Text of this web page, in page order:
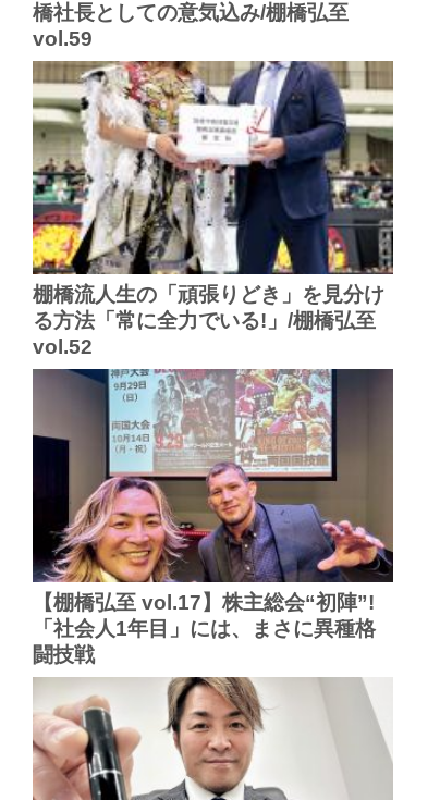
橋社長としての意気込み/棚橋弘至
vol.59
棚橋流人生の「頑張りどき」を見分け
る方法「常に全力でいる!」/棚橋弘至
vol.52
【棚橋弘至 vol.17】株主総会“初陣”!
「社会人1年目」には、まさに異種格
闘技戦